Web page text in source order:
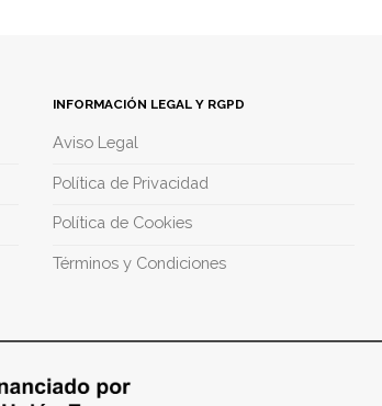
INFORMACIÓN LEGAL Y RGPD
Aviso Legal
Política de Privacidad
Política de Cookies
Términos y Condiciones